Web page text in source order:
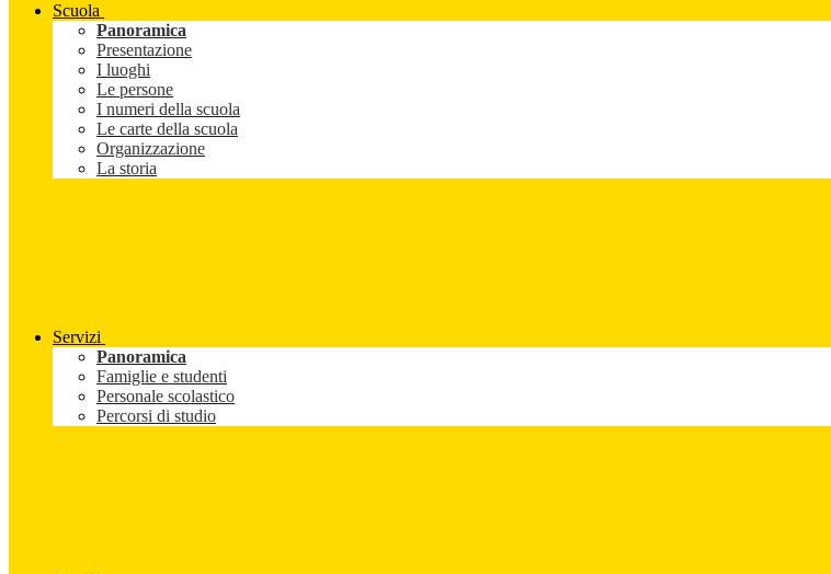
Scuola
Panoramica
Presentazione
I luoghi
Le persone
I numeri della scuola
Le carte della scuola
Organizzazione
La storia
Servizi
Panoramica
Famiglie e studenti
Personale scolastico
Percorsi di studio